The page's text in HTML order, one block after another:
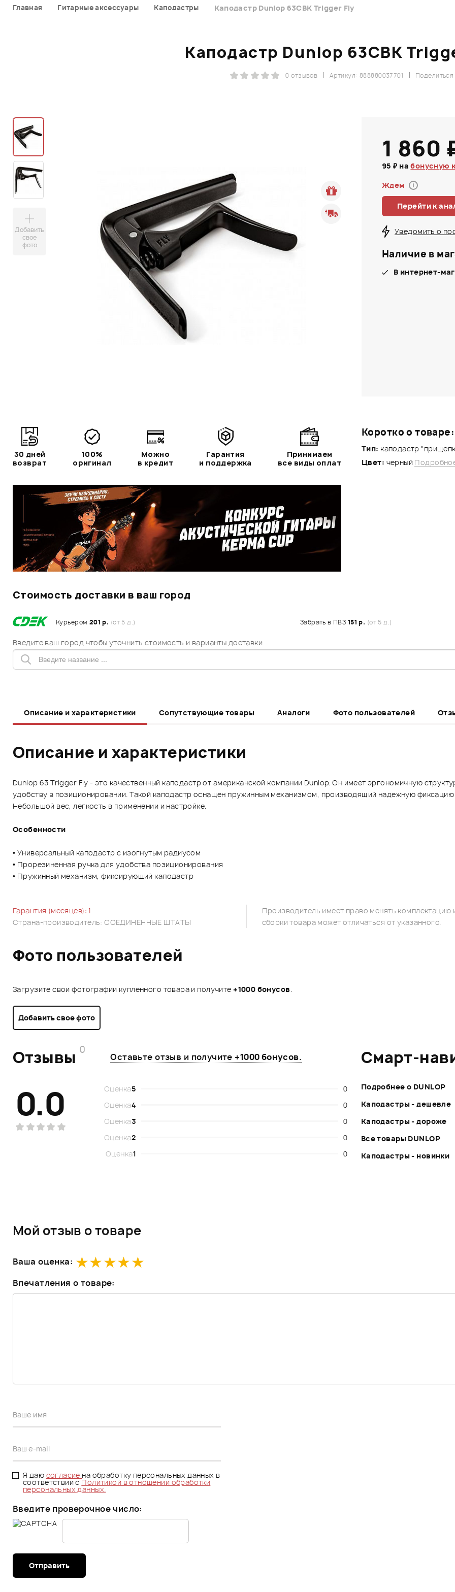
Главная Гитарные аксессуары Каподастры Каподастр Dunlop 63CBK Trigger Fly
Каподастр Dunlop 63CBK
Поделиться
Артикул: 888880037701
0 отзывов
Добавить
свое
фото
Коротко о товаре:
Тип: каподастр
Цвет: черный
1 860
95 ₽ набонусную
Ждем i
Перейти к
Уведомить о
Наличие в
В интернет-
30 дней
возврат
100%
оригинал
Можно
в кредит
Гарантия
и поддержка
Принимаем
все виды оплат
Стоимость доставки в ваш город
Курьером 201 р. (от 5 д.) Забрать в ПВЗ 151 р. (от 5 д.)
Введите ваш город чтобы уточнить стоимость и варианты доставки
Описание и характеристики Сопутствующие товары Аналоги Фото пользователей
Описание и характеристики
Dunlop 63 Trigger Fly - это качественный каподастр от американской компании Dunlop. Он имеет эргономичную
удобству в позиционировании. Такой каподастр оснащен пружинным механизмом, производящий надежную фиксацию
Небольшой вес, легкость в применении и настройке.
Особенности
• Универсальный каподастр с изогнутым радиусом
• Прорезиненная ручка для удобства позиционирования
• Пружинный механизм, фиксирующий каподастр
Гарантия (месяцев): 1
Страна-производитель: СОЕДИНЕННЫЕ ШТАТЫ
Производитель имеет право менять
сборки товара может отличаться от указанного.
Фото пользователей
Загрузите свои фотографии купленного товара и получите+1000 бонусов.
Добавить свое фото
Отзывы 0
Оставьте отзыв и получите +1000 бонусов.
0.0 Оценка5
0
Оценка4
0
Оценка3
0
Оценка2
0
Оценка1 0
Смарт-
Подробнее о DUNLOP
Каподастры - дешевле
Каподастры - дороже
Все товары DUNLOP
Каподастры - новинки
Мой отзыв о товаре
Ваша оценка:
Впечатления о товаре:
Я даю согласие на обработку персональных данных в
соответствии сПолитикой в отношении обработки
персональных данных.
Введите проверочное число:
Отправить